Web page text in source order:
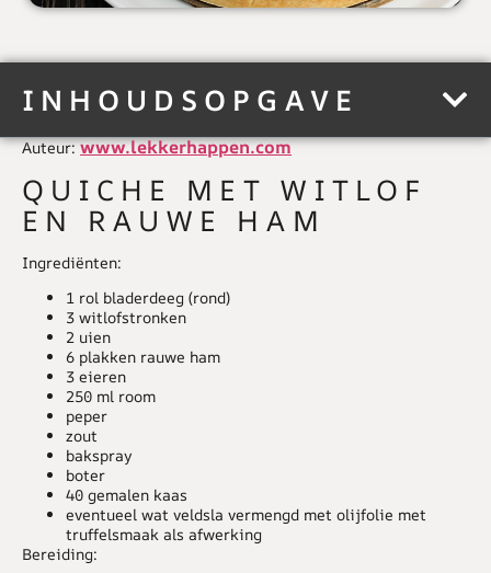
INHOUDSOPGAVE
Auteur:www.lekkerhappen.com
QUICHE MET WITLOF
EN RAUWE HAM
Ingrediënten:
1 rol bladerdeeg (rond)
3 witlofstronken
2 uien
6 plakken rauwe ham
3 eieren
250 ml room
peper
zout
bakspray
boter
40 gemalen kaas
eventueel wat veldsla vermengd met olijfolie met
truffelsmaak als afwerking
Bereiding: